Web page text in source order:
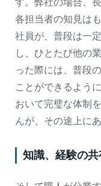
す。弊社の場合、
各担当者の知見は
社員が、普段は一
し、ひとたび他の
った際には、普段
ことができるよう
おいて完璧な体制
んが、その途上に
知識、経験の